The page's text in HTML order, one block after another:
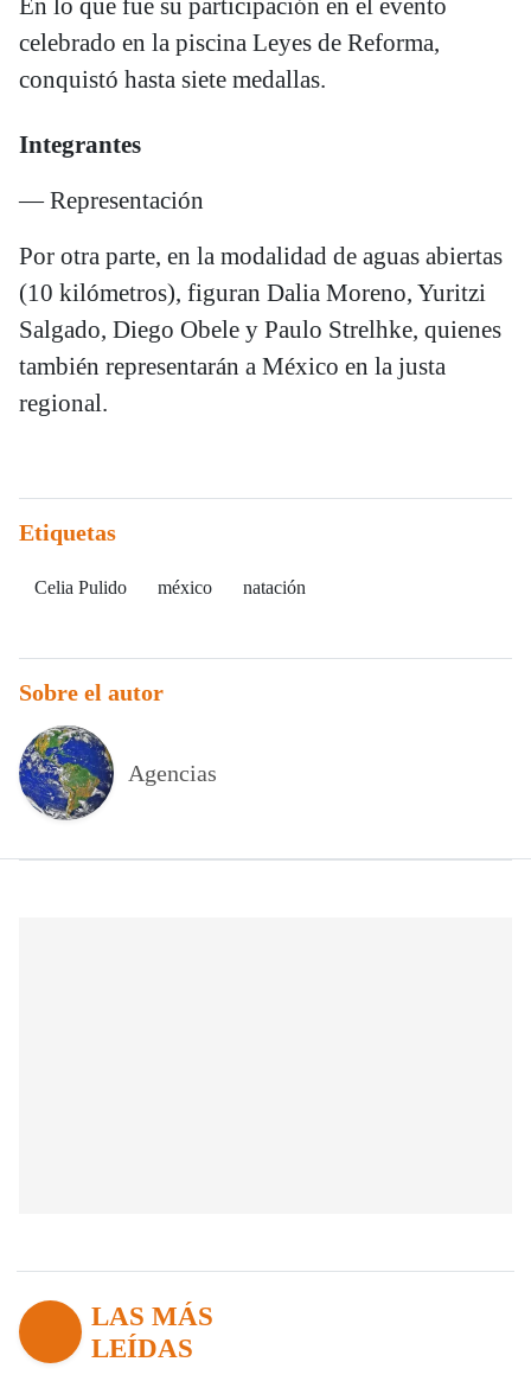
celebrado en la piscina Leyes de Reforma,
conquistó hasta siete medallas.
Integrantes
— Representación
Por otra parte, en la modalidad de aguas abiertas
(10 kilómetros), figuran Dalia Moreno, Yuritzi
Salgado, Diego Obele y Paulo Strelhke, quienes
también representarán a México en la justa
regional.
Etiquetas
Celia Pulido méxico natación
Sobre el autor
Agencias
LAS MÁS
LEÍDAS